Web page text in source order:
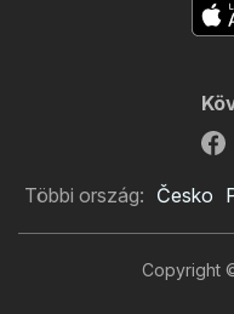
Többi ország: Česko
Copyright